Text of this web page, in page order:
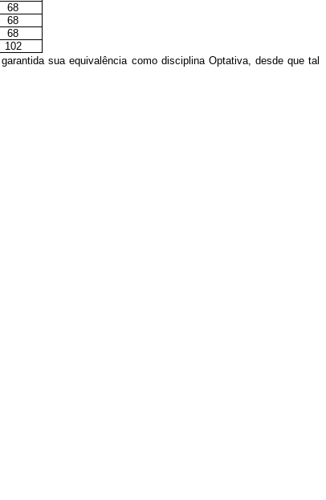
68
68
68
102
sua equivalência como disciplina Optativa, desde que tal